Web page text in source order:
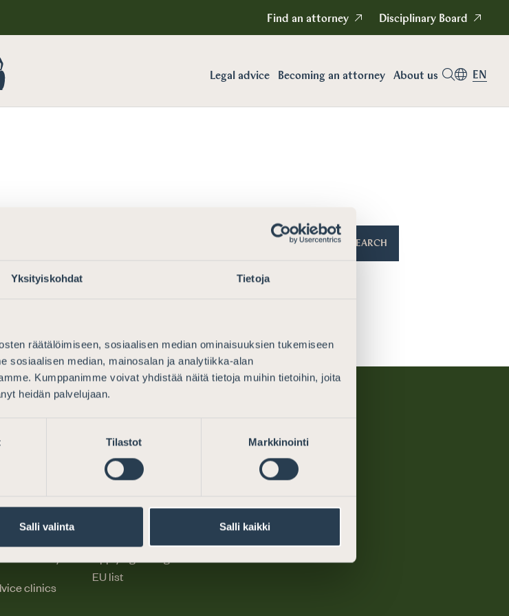
Yksityiskohdat Tietoja
räätälöimiseen, sosiaalisen median ominaisuuksien tukemiseen
sosiaalisen median, mainosalan ja analytiikka-alan
Kumppanimme voivat yhdistää näitä tietoja muihin tietoihin, joita
heidän palvelujaan.
Tilastot Markkinointi
Salli valinta Salli kaikki
Find an attorney Disciplinary Board
Legal advice Becoming an attorney About us EN
SEARCH
search term.
an attorney
clinics
Becoming an attorney
Competence requirements
EU list
What we do